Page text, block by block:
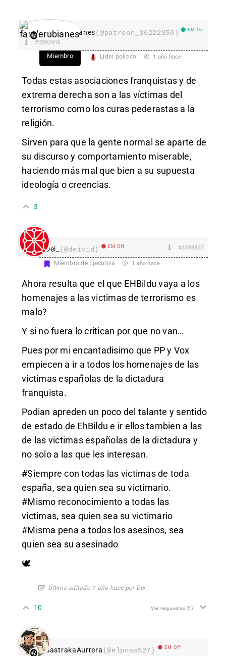
fanderubianes(@patreon_36222350) EM On
#3093916
Miembro Líder político 1 año hace
Todas estas asociaciones franquistas y de
extrema derecha son a las víctimas del
terrorismo como los curas pederastas a la
religión.
Sirven para que la gente normal se aparte de
su discurso y comportamiento miserable,
haciendo más mal que bien a su supuesta
ideología o creencias.
3
Dei_ (@deivid) EM Off #3093837
Miembro de Ejecutiva 1 año hace
Ahora resulta que el que EHBildu vaya a los
homenajes a las victimas de terrorismo es
malo?
Y si no fuera lo critican por que no van…
Pues por mi encantadisimo que PP y Vox
empiecen a ir a todos los homenajes de las
victimas españolas de la dictadura
franquista.
Podian apreden un poco del talante y sentido
de estado de EhBildu e ir ellos tambien a las
de las victimas españolas de la dictadura y
no solo a las que les interesan.
#Siempre con todas las victimas de toda
españa, sea quien sea su victimario.
#Mismo reconocimiento a todas las
victimas, sea quien sea su victimario
#Misma pena a todos los asesinos, sea
quien sea su asesinado
🕊️
Último editado 1 año hace por Dei_
10 Ver respuestas(5)
SastrakaAurrera (@elposs527) EM Off